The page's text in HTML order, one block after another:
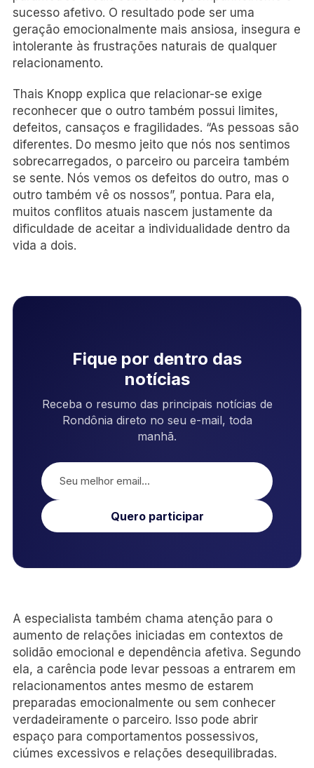
sucesso afetivo. O resultado pode ser uma
geração emocionalmente mais ansiosa, insegura e
intolerante às frustrações naturais de qualquer
relacionamento.
Thais Knopp explica que relacionar-se exige
reconhecer que o outro também possui limites,
defeitos, cansaços e fragilidades. “As pessoas são
diferentes. Do mesmo jeito que nós nos sentimos
sobrecarregados, o parceiro ou parceira também
se sente. Nós vemos os defeitos do outro, mas o
outro também vê os nossos”, pontua. Para ela,
muitos conflitos atuais nascem justamente da
dificuldade de aceitar a individualidade dentro da
vida a dois.
Fique por dentro das
notícias
Receba o resumo das principais notícias de
Rondônia direto no seu e-mail, toda
manhã.
Quero participar
A especialista também chama atenção para o
aumento de relações iniciadas em contextos de
solidão emocional e dependência afetiva. Segundo
ela, a carência pode levar pessoas a entrarem em
relacionamentos antes mesmo de estarem
preparadas emocionalmente ou sem conhecer
verdadeiramente o parceiro. Isso pode abrir
espaço para comportamentos possessivos,
ciúmes excessivos e relações desequilibradas.